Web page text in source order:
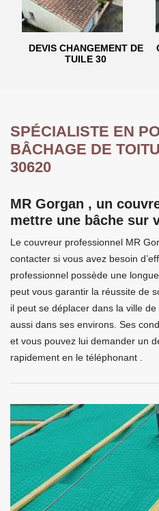
DEVIS CHANGEMENT DE
TUILE 30
SPÉCIALISTE EN
BÂCHAGE DE
30620
MR Gorgan , un
mettre une bâche sur
Le couvreur professionnel MR
contacter si vous avez besoin
professionnel possède une
peut vous garantir la réussite de
il peut se déplacer dans la ville
aussi dans ses environs. Ses
et vous pouvez lui demander un
rapidement en le téléphonant .